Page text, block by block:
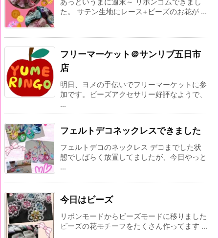
た。 サテン生地にレース+ビーズのお花が ...
フリーマーケット＠サンリブ五日市
店
明日、ヨメの手伝いでフリーマーケットに参
加です。ビーズアクセサリー好評なようで、
...
フェルトデコネックレスできました
フェルトデコのネックレス デコまでした状
態でしばらく放置してましたが、今日やっと
...
今日はビーズ
リボンモードからビーズモードに移りました
ビーズの花モチーフをたくさん作ってます ...